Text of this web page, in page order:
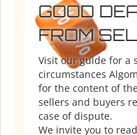
GOOD
FROM
Visit our guide for a
circumstances
for the content of
sellers and buyers
case of dispute.
We invite you to